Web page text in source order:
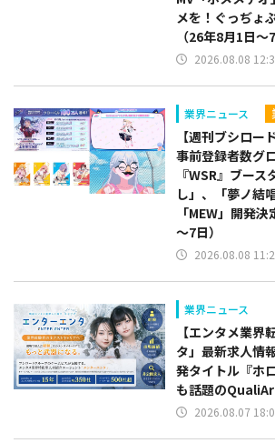
メを！ぐっぢょ
（26年8月1日～7
2026.08.08
業界ニュース
【週刊ブシロー
事前登録者数グ
『WSR』ブー
し」、「夢ノ結
「MEW」開発
～7日）
2026.08.08
業界ニュース
【エンタメ業界
タ」最新求人情
発タイトル『ホ
も話題の
2026.08.07